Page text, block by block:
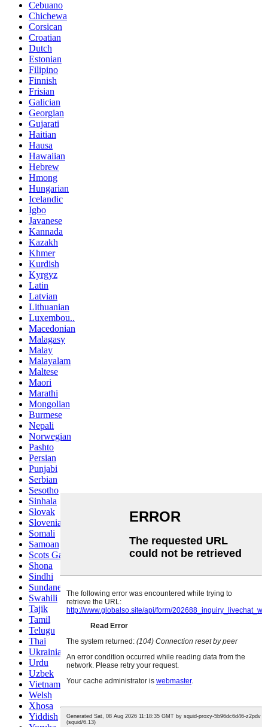
Cebuano
Chichewa
Corsican
Croatian
Dutch
Estonian
Filipino
Finnish
Frisian
Galician
Georgian
Gujarati
Haitian
Hausa
Hawaiian
Hebrew
Hmong
Hungarian
Icelandic
Igbo
Javanese
Kannada
Kazakh
Khmer
Kurdish
Kyrgyz
Latin
Latvian
Lithuanian
Luxembou..
Macedonian
Malagasy
Malay
Malayalam
Maltese
Maori
Marathi
Mongolian
Burmese
Nepali
Norwegian
Pashto
Persian
Punjabi
Serbian
Sesotho
Sinhala
Slovak
Slovenian
Somali
Samoan
Scots Gaelic
Shona
Sindhi
Sundanese
Swahili
Tajik
Tamil
Telugu
Thai
Ukrainian
Urdu
Uzbek
Vietnamese
Welsh
Xhosa
Yiddish